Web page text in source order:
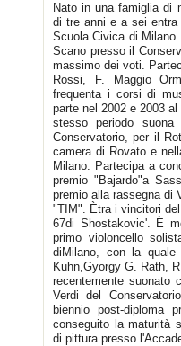
Nato in una famiglia di
di tre anni e a sei
Scuola Civica di
Scano presso il
massimo dei voti.
Rossi, F. Maggio
frequenta i corsi di
parte nel 2002 e 2003
stesso periodo
Conservatorio, per il
camera di Rovato e
Milano. Partecipa a
premio "Bajardo"a
premio alla rassegna di
"TIM". Ètra i vincitori
67di Shostakovic'. È
primo violoncello
diMilano, con la
Kuhn,Gyorgy G. Rath,
recentemente suonato
Verdi del
biennio post-diploma
conseguito la maturità
di pittura presso